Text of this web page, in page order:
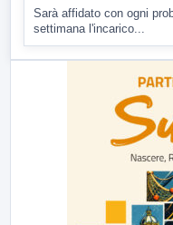
Sarà affidato con ogni
settimana l'incarico...